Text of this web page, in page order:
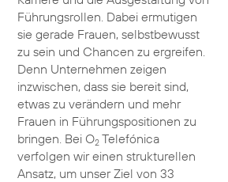
Führungsrollen. Dabei ermutigen
sie gerade Frauen, selbstbewusst
zu sein und Chancen zu ergreifen.
Denn Unternehmen zeigen
inzwischen, dass sie bereit sind,
etwas zu verändern und mehr
Frauen in Führungspositionen zu
bringen. Bei O2Telefónica
verfolgen wir einen strukturellen
Ansatz, um unser Ziel von 33